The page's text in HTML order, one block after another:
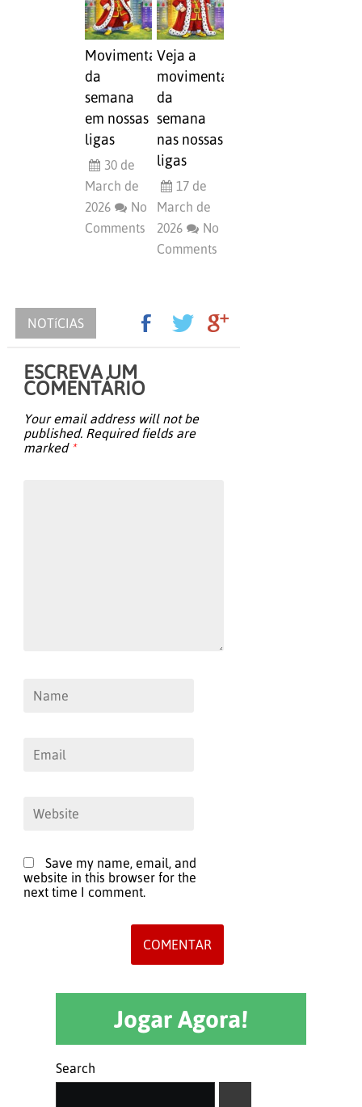
Movimentações
da
semana
em nossas
ligas
30 de
March de
2026
No
Comments
Veja a
movimentação
da
semana
nas nossas
ligas
17 de
March de
2026
No
Comments
NOTíCIAS
ESCREVA UM
COMENTÁRIO
Your email address will not be
published. Required fields are
marked *
Save my name, email, and
website in this browser for the
next time I comment.
Jogar Agora!
Search